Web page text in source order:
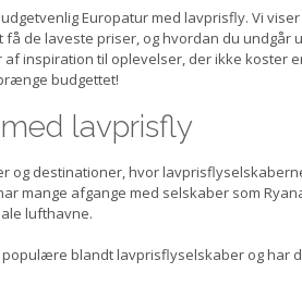
Europatur med lavprisfly. Vi viser
de laveste priser, og hvordan du undgår
inspiration til oplevelser, der ikke koster
budgettet!
lavprisfly
og destinationer, hvor
mange afgange med selskaber som
lufthavne.
populære blandt lavprisflyselskaber og har